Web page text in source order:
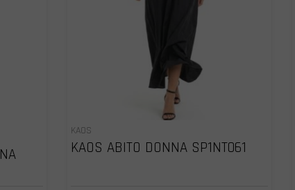
KAOS
KAOS ABITO DONNA SP1NT061